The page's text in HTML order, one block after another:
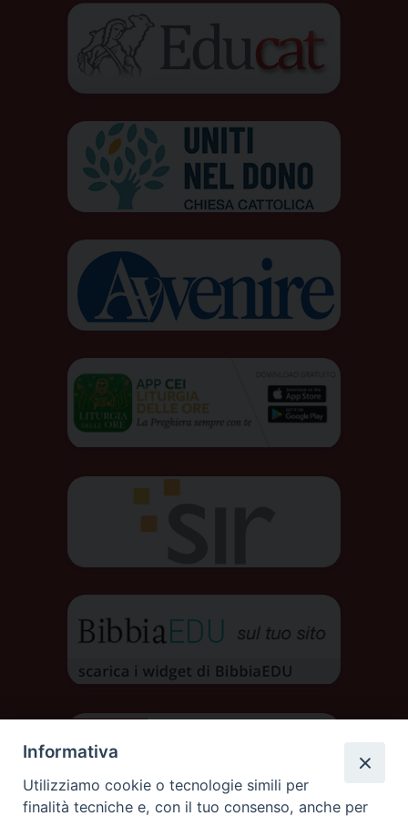
Informativa
Utilizziamo cookie o tecnologie simili per
finalità tecniche e, con il tuo consenso, anche per